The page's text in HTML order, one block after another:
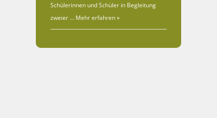
Schülerinnen und Schüler in Begleitung
zweier … Mehr erfahren »